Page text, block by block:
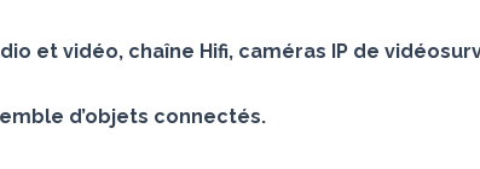
et vidéo, chaîne Hifi, caméras IP de
d’objets connectés.